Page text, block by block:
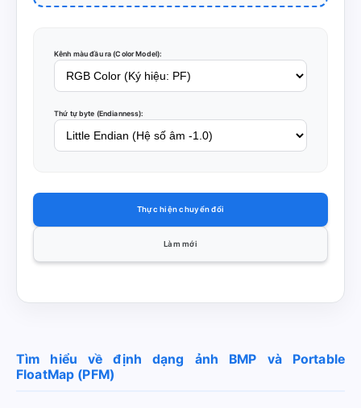
Kênh màu đầu ra (Color Model):
Thứ tự byte (Endianness):
Thực hiện chuyển đổi
Làm mới
Tìm hiểu về định dạng ảnh BMP và Portable
FloatMap (PFM)